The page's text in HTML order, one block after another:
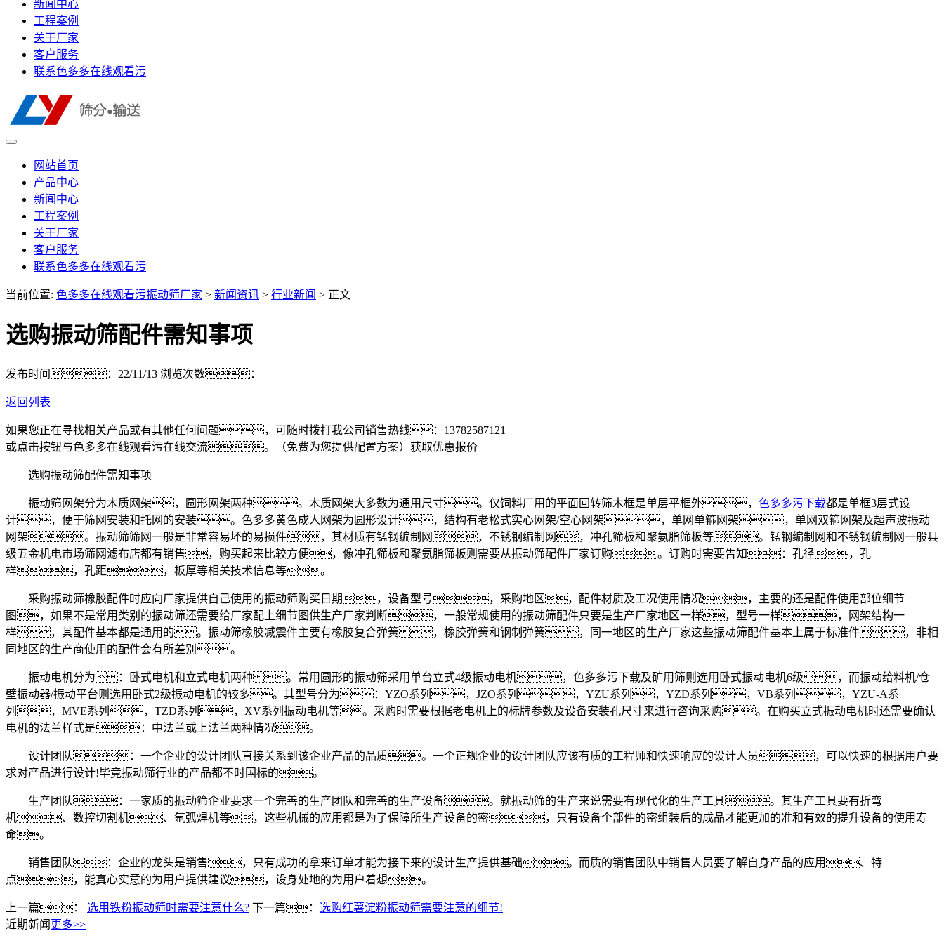
新闻中心
工程案例
关于厂家
客户服务
联系色多多在线观看污
网站首页
产品中心
新闻中心
工程案例
关于厂家
客户服务
联系色多多在线观看污
当前位置: 色多多在线观看污振动筛厂家 > 新闻资讯 > 行业新闻 > 正文
选购振动筛配件需知事项
发布时间：22/11/13 浏览次数：
返回列表
如果您正在寻找相关产品或有其他任何问题，可随时拨打我公司销售热线： 13782587121
或点击按钮与色多多在线观看污在线交流。（免费为您提供配置方案） 获取优惠报价
选购振动筛配件需知事项
振动筛网架分为木质网架，圆形网架两种。木质网架大多数为通用尺寸。仅饲料厂用的平面回转筛木框是单层平框外， 色多多污下载都是单框3层式设
计，便于筛网安装和托网的安装。色多多黄色成人网架为圆形设计，结构有老松式实心网架/空心网架，单网单箍网架，单网双箍网架及超声波振动
网架。振动筛筛网一般是非常容易坏的易损件，其材质有锰钢编制网，不锈钢编制网，冲孔筛板和聚氨脂筛板等。锰钢编制网和不锈钢编制网一般县
级五金机电市场筛网滤布店都有销售，购买起来比较方便，像冲孔筛板和聚氨脂筛板则需要从振动筛配件厂家订购。订购时需要告知：孔径，孔
样，孔距，板厚等相关技术信息等。
采购振动筛橡胶配件时应向厂家提供自己使用的振动筛购买日期，设备型号，采购地区，配件材质及工况使用情况，主要的还是配件使用部位细节
图，如果不是常用类别的振动筛还需要给厂家配上细节图供生产厂家判断，一般常规使用的振动筛配件只要是生产厂家地区一样，型号一样，网架结构一
样，其配件基本都是通用的。振动筛橡胶减震件主要有橡胶复合弹簧，橡胶弹簧和钢制弹簧，同一地区的生产厂家这些振动筛配件基本上属于标准件，非相
同地区的生产商使用的配件会有所差别。
振动电机分为：卧式电机和立式电机两种。常用圆形的振动筛采用单台立式4级振动电机，色多多污下载及矿用筛则选用卧式振动电机6级，而振动给料机/仓
壁振动器/振动平台则选用卧式2级振动电机的较多。其型号分为：YZO系列，JZO系列，YZU系列，YZD系列，VB系列，YZU-A系
列，MVE系列，TZD系列，XV系列振动电机等。采购时需要根据老电机上的标牌参数及设备安装孔尺寸来进行咨询采购。在购买立式振动电机时还需要确认
电机的法兰样式是：中法兰或上法兰两种情况。
设计团队：一个企业的设计团队直接关系到该企业产品的品质。一个正规企业的设计团队应该有质的工程师和快速响应的设计人员，可以快速的根据用户要
求对产品进行设计!毕竟振动筛行业的产品都不时国标的。
生产团队：一家质的振动筛企业要求一个完善的生产团队和完善的生产设备。就振动筛的生产来说需要有现代化的生产工具。其生产工具要有折弯
机、数控切割机、氩弧焊机等，这些机械的应用都是为了保障所生产设备的密，只有设备个部件的密组装后的成品才能更加的准和有效的提升设备的使用寿
命。
销售团队：企业的龙头是销售，只有成功的拿来订单才能为接下来的设计生产提供基础。而质的销售团队中销售人员要了解自身产品的应用、特
点，能真心实意的为用户提供建议，设身处地的为用户着想。
上一篇： 选用铁粉振动筛时需要注意什么? 下一篇： 选购红薯淀粉振动筛需要注意的细节!
近期新闻 更多>>